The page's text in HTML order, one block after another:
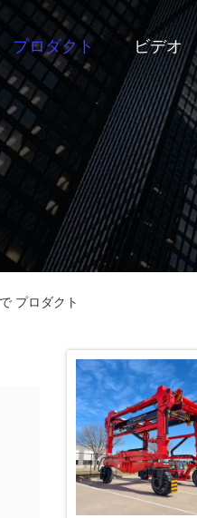
プロダクト ビデオ
プロダクト